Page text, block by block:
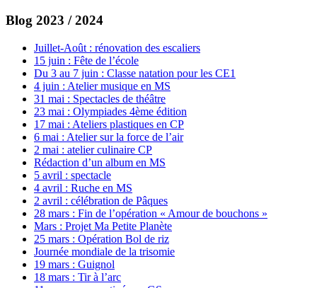
Blog 2023 / 2024
Juillet-Août : rénovation des escaliers
15 juin : Fête de l’école
Du 3 au 7 juin : Classe natation pour les CE1
4 juin : Atelier musique en MS
31 mai : Spectacles de théâtre
23 mai : Olympiades 4ème édition
17 mai : Ateliers plastiques en CP
6 mai : Atelier sur la force de l’air
2 mai : atelier culinaire CP
Rédaction d’un album en MS
5 avril : spectacle
4 avril : Ruche en MS
2 avril : célébration de Pâques
28 mars : Fin de l’opération « Amour de bouchons »
Mars : Projet Ma Petite Planète
25 mars : Opération Bol de riz
Journée mondiale de la trisomie
19 mars : Guignol
18 mars : Tir à l’arc